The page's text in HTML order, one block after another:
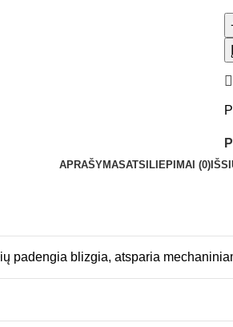
APRAŠYMASATSILIEPIMAI (0)
padengia blizgia, atsparia